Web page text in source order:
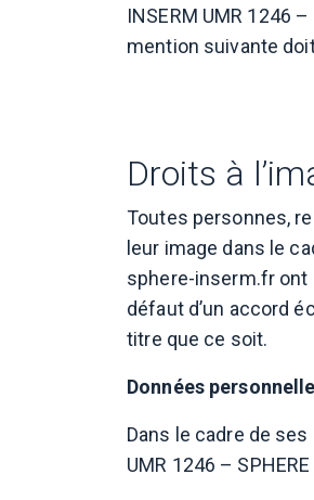
INSERM UMR 1246
mention suivante
Droits à
Toutes personnes,
leur image dans le
sphere-inserm.fr ont
défaut d’un accord
titre que ce soit.
Données
Dans le cadre de
UMR 1246 –